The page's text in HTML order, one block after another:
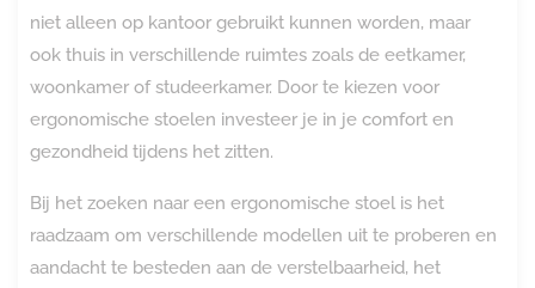
niet alleen op kantoor gebruikt kunnen worden, maar
ook thuis in verschillende ruimtes zoals de eetkamer,
woonkamer of studeerkamer. Door te kiezen voor
ergonomische stoelen investeer je in je comfort en
gezondheid tijdens het zitten.
Bij het zoeken naar een ergonomische stoel is het
raadzaam om verschillende modellen uit te proberen en
aandacht te besteden aan de verstelbaarheid, het